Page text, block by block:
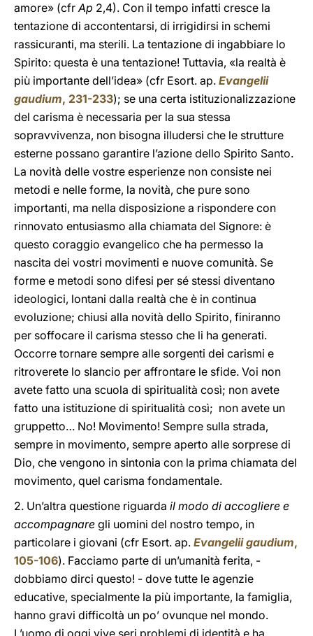
amore» (cfrAp 2,4). Con il tempo infatti cresce la
tentazione di accontentarsi, di irrigidirsi in schemi
rassicuranti, ma sterili. La tentazione di ingabbiare lo
Spirito: questa è una tentazione! Tuttavia, «la realtà è
più importante dell’idea» (cfr Esort. ap. Evangelii
gaudium, 231-233); se una certa istituzionalizzazione
del carisma è necessaria per la sua stessa
sopravvivenza, non bisogna illudersi che le strutture
esterne possano garantire l’azione dello Spirito Santo.
La novità delle vostre esperienze non consiste nei
metodi e nelle forme, la novità, che pure sono
importanti, ma nella disposizione a rispondere con
rinnovato entusiasmo alla chiamata del Signore: è
questo coraggio evangelico che ha permesso la
nascita dei vostri movimenti e nuove comunità. Se
forme e metodi sono difesi per sé stessi diventano
ideologici, lontani dalla realtà che è in continua
evoluzione; chiusi alla novità dello Spirito, finiranno
per soffocare il carisma stesso che li ha generati.
Occorre tornare sempre alle sorgenti dei carismi e
ritroverete lo slancio per affrontare le sfide. Voi non
avete fatto una scuola di spiritualità così; non avete
fatto una istituzione di spiritualità così; non avete un
gruppetto… No! Movimento! Sempre sulla strada,
sempre in movimento, sempre aperto alle sorprese di
Dio, che vengono in sintonia con la prima chiamata del
movimento, quel carisma fondamentale.
2. Un’altra questione riguarda il modo di accogliere e
accompagnare gli uomini del nostro tempo, in
particolare i giovani (cfr Esort. ap. Evangelii gaudium,
105-106). Facciamo parte di un’umanità ferita, -
dobbiamo dirci questo! - dove tutte le agenzie
educative, specialmente la più importante, la famiglia,
hanno gravi difficoltà un po’ ovunque nel mondo.
L’uomo di oggi vive seri problemi di identità e ha